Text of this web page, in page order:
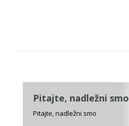
Pitajte, nadležni smo
Pitajte, nadležni smo